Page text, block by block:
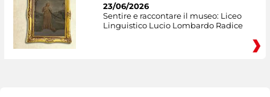
23/06/2026
Sentire e raccontare il museo: Liceo
Linguistico Lucio Lombardo Radice